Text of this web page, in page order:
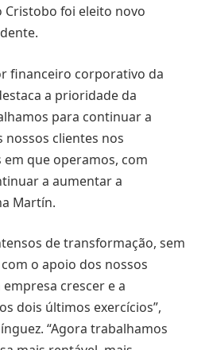
Cristobo foi eleito novo
financeiro corporativo da
a prioridade da
para continuar a
nossos clientes nos
que operamos, com
a aumentar a
Martín.
de transformação, sem
o apoio dos nossos
crescer e a
dois últimos exercícios”,
“Agora trabalhamos